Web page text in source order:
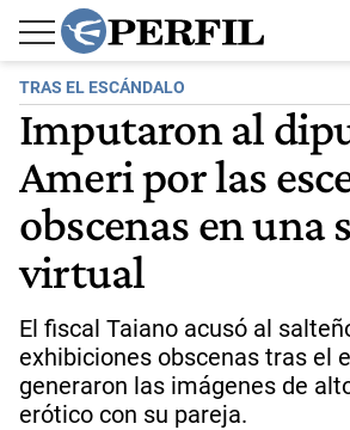
TRAS EL ESCÁNDALO
Imputaron al
Ameri por las
obscenas en una
virtual
El fiscal Taiano acusó al
exhibiciones obscenas tras el
generaron las imágenes de
erótico con su pareja.